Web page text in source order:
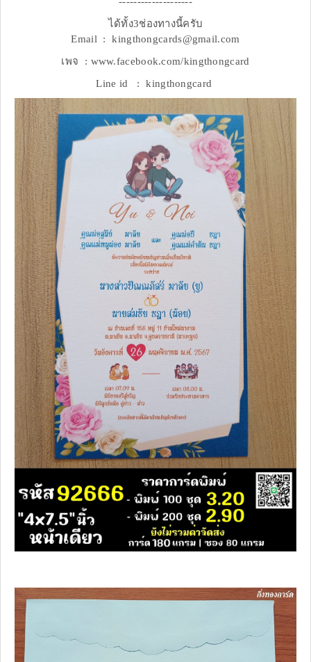
ได้ทั้ง3ช่องทางนี้ครับ
Email : kingthongcards@gmail.com
เพจ : www.facebook.com/kingthongcard
Line id : kingthongcard